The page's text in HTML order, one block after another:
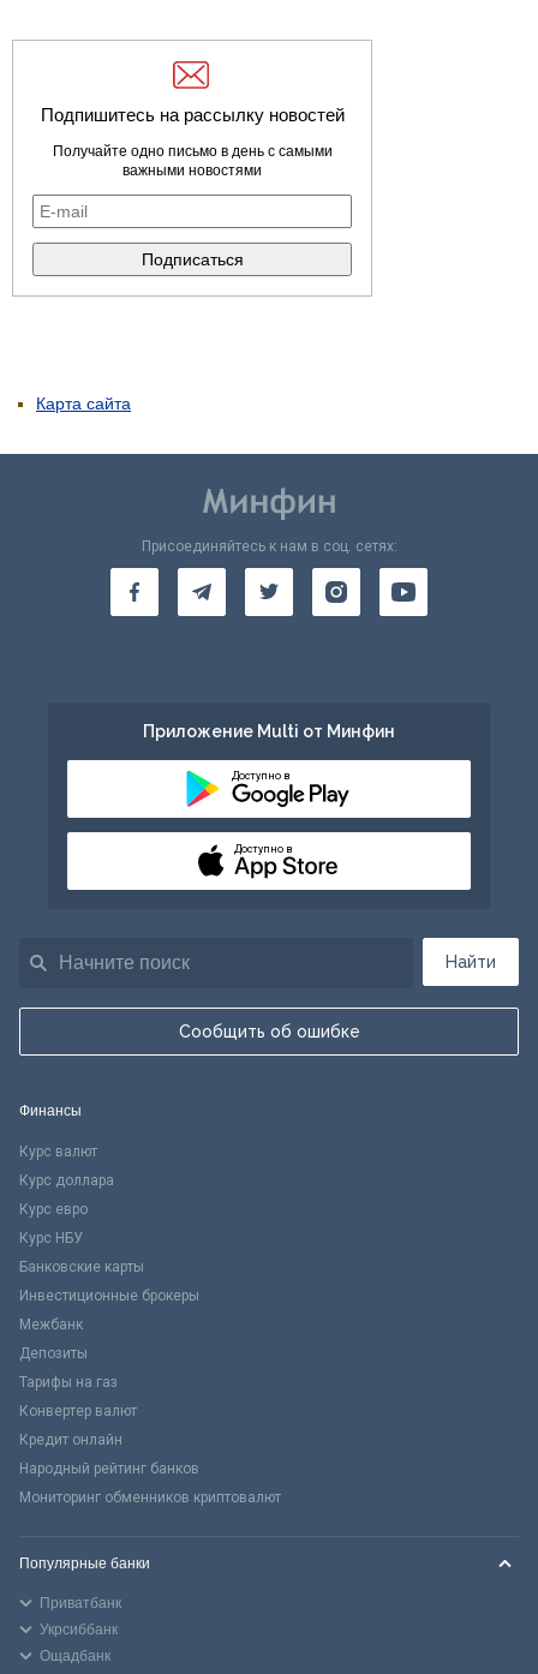
Подпишитесь на рассылку новостей
Получайте одно письмо в день с самыми
важными новостями
Карта сайта
Найти
Сообщить об ошибке
Присоединяйтесь к нам в соц. сетях:
Приложение Multi от Минфин
Доступно в
Доступно в
Финансы
Курс валют
Курс доллара
Курс евро
Курс НБУ
Банковские карты
Инвестиционные брокеры
Межбанк
Депозиты
Тарифы на газ
Конвертер валют
Кредит онлайн
Народный рейтинг банков
Мониторинг обменников криптовалют
Популярные банки
Приватбанк
Укрсиббанк
Ощадбанк